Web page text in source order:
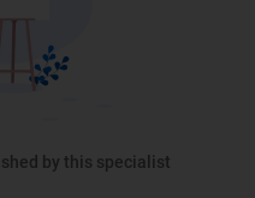
by this specialist